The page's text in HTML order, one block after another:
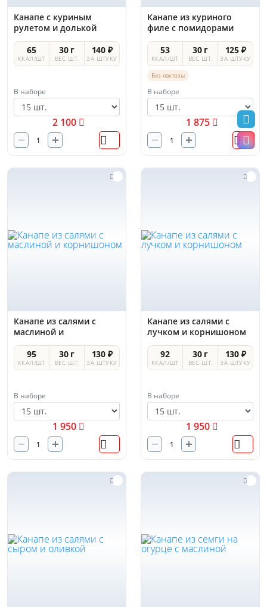
Канапе с куриным
рулетом и долькой
мандарина
65
ККАЛ/ШТ
30 г
ВЕС ШТ.
140 ₽
ЗА ШТУКУ
В наборе
2 100
Канапе из куриного
филе с помидорами
черри
53
ККАЛ/ШТ
30 г
ВЕС ШТ.
125 ₽
ЗА ШТУКУ
Без лактозы
В наборе
1 875
Канапе из салями с
маслиной и
корнишоном
95
ККАЛ/ШТ
30 г
ВЕС ШТ.
130 ₽
ЗА ШТУКУ
В наборе
1 950
Канапе из салями с
лучком и корнишоном
92
ККАЛ/ШТ
30 г
ВЕС ШТ.
130 ₽
ЗА ШТУКУ
В наборе
1 950